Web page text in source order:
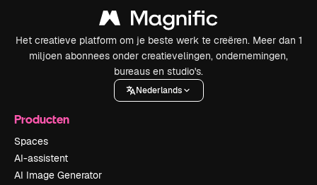
Het creatieve platform om je beste werk te creëren. Meer dan 1
miljoen abonnees onder creatievelingen, ondernemingen,
bureaus en studio's.
Nederlands
Producten
Spaces
AI-assistent
AI Image Generator